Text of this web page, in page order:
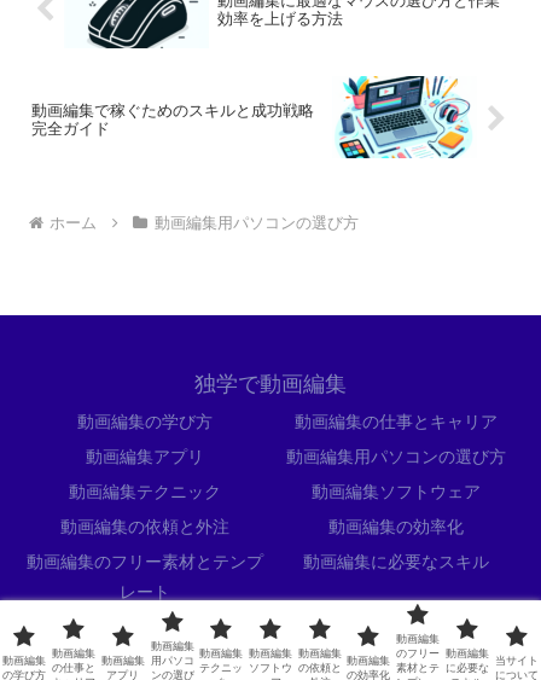
効率を上げる方法
動画編集で稼ぐためのスキルと成功戦略
完全ガイド
ホーム 動画編集用パソコンの選び方
独学で動画編集
動画編集の学び方
動画編集の仕事とキャリア
動画編集アプリ
動画編集用パソコンの選び方
動画編集テクニック
動画編集ソフトウェア
動画編集の依頼と外注
動画編集の効率化
動画編集のフリー素材とテンプ
レート
動画編集に必要なスキル
当サイトについて
© 2024 独学で動画編集.
動画編集
の学び方
動画編集
の仕事と
動画編集
アプリ
動画編集
用パソコ
ンの選び
動画編集
テクニッ
動画編集
ソフトウ
動画編集
の依頼と
動画編集
の効率化
動画編集
のフリー
素材とテ
動画編集
に必要な
当サイト
について